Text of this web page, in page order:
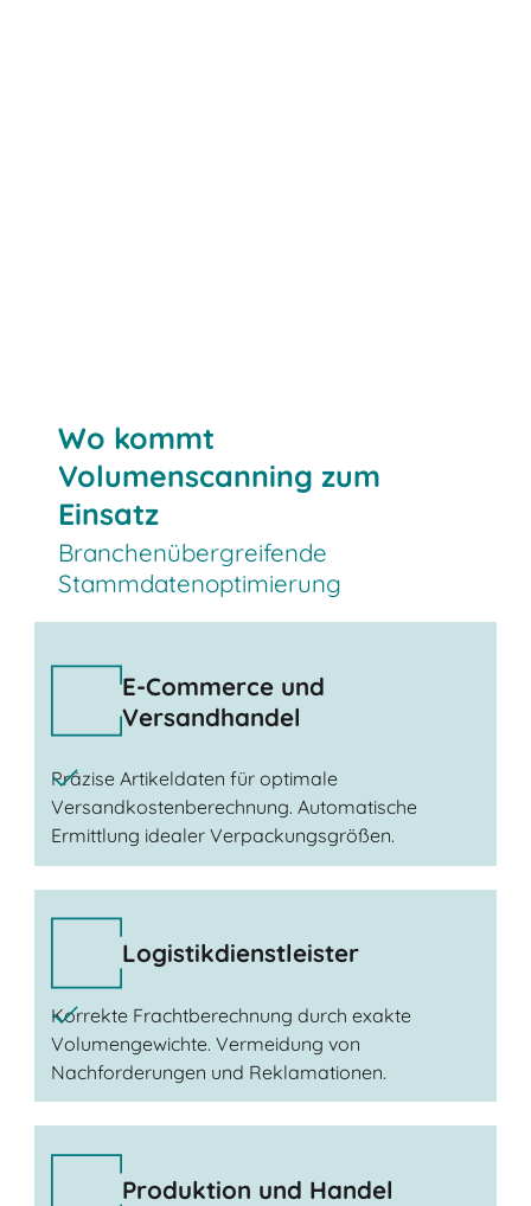
Wo kommt
Volumenscanning zum
Einsatz
Branchenübergreifende
Stammdatenoptimierung
E-Commerce und
Versandhandel
Präzise Artikeldaten für optimale
Versandkostenberechnung. Automatische
Ermittlung idealer Verpackungsgrößen.
Logistikdienstleister
Korrekte Frachtberechnung durch exakte
Volumengewichte. Vermeidung von
Nachforderungen und Reklamationen.
Produktion und Handel